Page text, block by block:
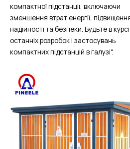
компактної підстанції, включаючи
зменшення втрат енергії,
надійності та безпеки. Будьте в курсі
останніх розробок і застосувань
компактних підстанцій в галузі".